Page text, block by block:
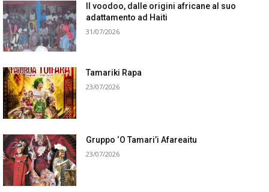
Il voodoo, dalle origini africane al suo
adattamento ad Haiti
31/07/2026
Tamariki Rapa
23/07/2026
Gruppo ‘O Tamari’i Afareaitu
23/07/2026